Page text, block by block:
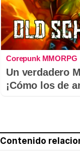
Corepunk MMORPG
Un verdadero
¡Cómo los de
Contenido